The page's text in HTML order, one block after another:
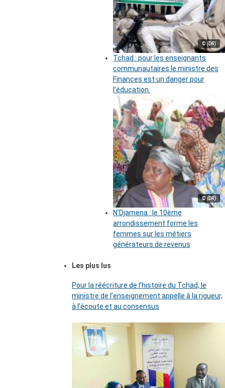
© (DR)
Tchad : pour les enseignants
communautaires le ministre des
Finances est un danger pour
l’éducation.
© (DR)
N’Djamena : le 10ème
arrondissement forme les
femmes sur les métiers
générateurs de revenus
Les plus lus
Pour la réécriture de l’histoire du Tchad, le
ministre de l’enseignement appelle à la rigueur,
à l’écoute et au consensus